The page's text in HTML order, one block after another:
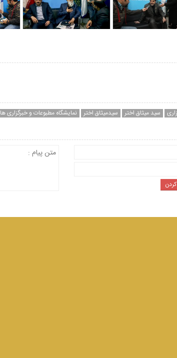
سید میثاق اختر سیدمیثاق اختر نمایشگاه مطبوعات و خبرگزاری ها